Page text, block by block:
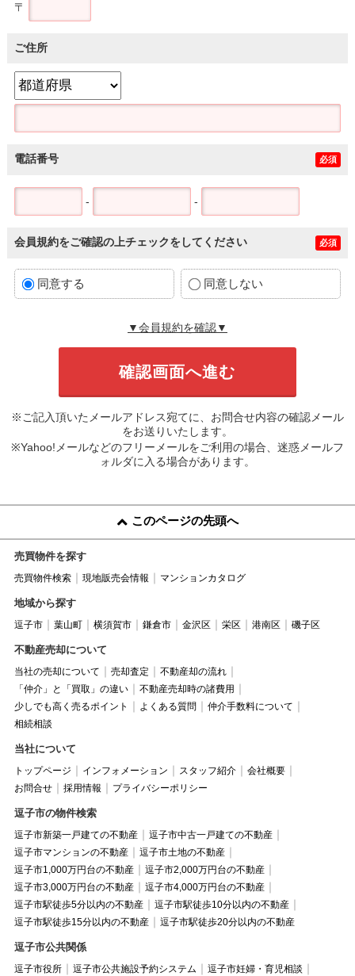
〒
ご住所
電話番号 必須
- -
会員規約をご確認の上チェックをしてください 必須
同意する 同意しない
▼会員規約を確認▼
※ご記入頂いたメールアドレス宛てに、お問合せ内容の確認メール
をお送りいたします。
※Yahoo!メールなどのフリーメールをご利用の場合、迷惑メールフ
ォルダに入る場合があります。
このページの先頭へ
売買物件を探す
売買物件検索 現地販売会情報 マンションカタログ
地域から探す
逗子市 葉山町 横須賀市 鎌倉市 金沢区 栄区 港南区 磯子区
不動産売却について
当社の売却について 売却査定
不動産却の流れ
「仲介」と「買取」の違い
不動産売却時の諸費用
少しでも高く売るポイント
よくある質問
仲介手数料について
相続相談
当社について
トップページ インフォメーション スタッフ紹介
会社概要
お問合せ
採用情報 プライバシーポリシー
逗子市の物件検索
逗子市新築一戸建ての不動産
逗子市中古一戸建ての不動産
逗子市マンションの不動産
逗子市土地の不動産
逗子市1,000万円台の不動産
逗子市2,000万円台の不動産
逗子市3,000万円台の不動産
逗子市4,000万円台の不動産
逗子市駅徒歩5分以内の不動産
逗子市駅徒歩10分以内の不動産
逗子市駅徒歩15分以内の不動産
逗子市駅徒歩20分以内の不動産
逗子市公共関係
逗子市役所 逗子市公共施設予約システム
逗子市妊婦・育児相談